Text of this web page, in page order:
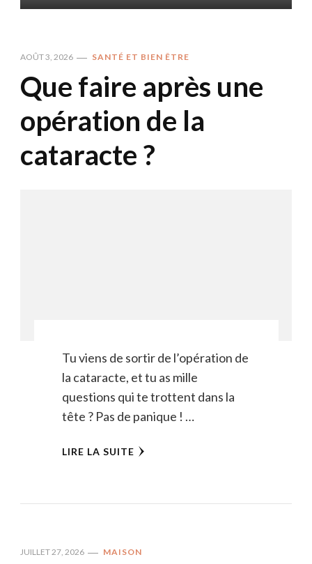
AOÛT 3, 2026 SANTÉ ET BIEN ÊTRE
Que faire après une
opération de la
cataracte ?
Tu viens de sortir de l’opération de
la cataracte, et tu as mille
questions qui te trottent dans la
tête ? Pas de panique ! …
LIRE LA SUITE
JUILLET 27, 2026 MAISON